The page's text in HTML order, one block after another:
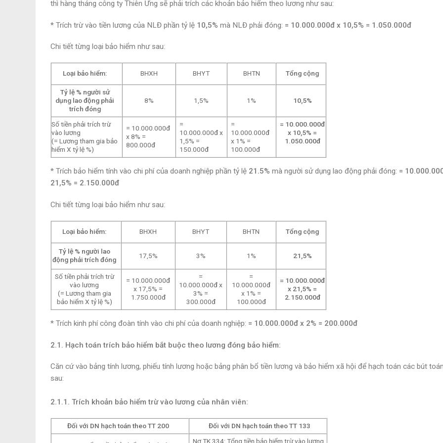
thì hàng tháng công ty Thiên Ưng sẽ phải trích các khoản bảo hiểm theo lương như sau:
* Trích trừ vào tiền lương của NLĐ phần tỷ lệ 10,5% mà NLĐ phải đóng: = 10.000.000đ x 10,5% = 1.050.000đ
Chi tiết từng loại bảo hiểm như sau:
Loại bảo hiểm: BHXH BHYT BHTN Tổng cộng
Tỷ lệ % người sử
dụng lao động phải
trích đóng
8% 1,5% 1% 10,5%
Số tiền phải trích trừ
vào lương
(= Lương tham gia bảo
hiểm X tỷ lệ %)
= 10.000.000đ
x 8% =
800.000đ
=
10.000.000đ x
1,5% =
150.000đ
=
10.000.000đ
x 1% =
100.000đ
= 10.000.000đ
x 10,5% =
1.050.000đ
* Trích bảo hiểm tính vào chi phí của doanh nghiệp phần tỷ lệ 21.5% mà người sử dụng lao động phải đóng: =
21,5% = 2.150.000đ
Chi tiết từng loại bảo hiểm như sau:
Loại bảo hiểm: BHXH BHYT BHTN Tổng cộng
Tỷ lệ % người lao
động phải trích đóng
17,5% 3% 1% 21,5%
Số tiền phải trích trừ
vào lương
(= Lương tham gia
bảo hiểm X tỷ lệ %)
= 10.000.000đ
x 17,5% =
1.750.000đ
=
10.000.000đ x
3% =
300.000đ
=
10.000.000đ
x 1% =
100.000đ
= 10.000.000đ
x 21,5% =
2.150.000đ
* Trích kinh phí công đoàn tính vào chi phí của doanh nghiệp: = 10.000.000đ x 2% = 200.000đ
2.1. Hạch toán trích bảo hiểm bắt buộc theo lương đóng bảo hiểm:
Căn cứ vào bảng tính lương, phiếu tính lương hoặc bảng phân bổ tiền lương và bảo hiểm xã hội để hạch toán các bút
sau:
2.1.1. Trích khoản bảo hiểm trừ vào lương của nhân viên:
Đối với DN hạch toán theo TT 200 Đối với DN hạch toán theo TT 133
Nợ TK 334: Tổng tiền bảo hiểm trừ vào lương